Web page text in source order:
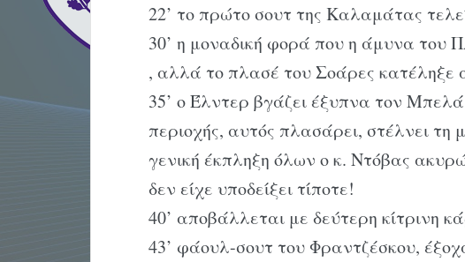
22’ το πρώτο σουτ της Καλαμάτας
30’ η μοναδική φορά που η άμυνα του
, αλλά το πλασέ του Σοάρες κατέληξε
35’ ο Έλντερ βγάζει έξυπνα τον
περιοχής, αυτός πλασάρει, στέλνει
γενική έκπληξη όλων ο κ. Ντόβας
δεν είχε υποδείξει τίποτε!
40’ αποβάλλεται με δεύτερη κίτρινη
43’ φάουλ-σουτ του Φραντζέσκου,